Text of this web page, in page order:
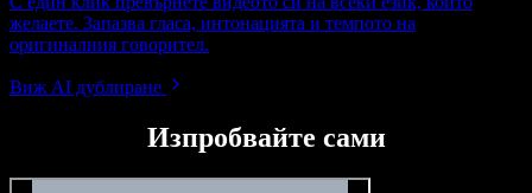
желаете. Запазва гласа, интонацията и темпото на
оригиналния говорител.
Виж AI дублиране
Изпробвайте сами